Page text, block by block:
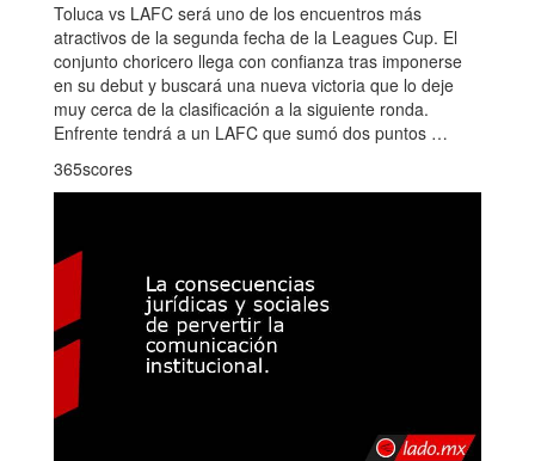
Toluca vs LAFC será uno de los encuentros más
atractivos de la segunda fecha de la Leagues Cup. El
conjunto choricero llega con confianza tras imponerse
en su debut y buscará una nueva victoria que lo deje
muy cerca de la clasificación a la siguiente ronda.
Enfrente tendrá a un LAFC que sumó dos puntos …
365scores